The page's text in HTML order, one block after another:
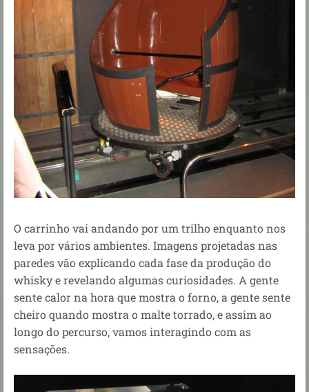
O carrinho vai andando por um trilho enquanto nos
leva por vários ambientes. Imagens projetadas nas
paredes vão explicando cada fase da produção do
whisky e revelando algumas curiosidades. A gente
sente calor na hora que mostra o forno, a gente sente
cheiro quando mostra o malte torrado, e assim ao
longo do percurso, vamos interagindo com as
sensações.